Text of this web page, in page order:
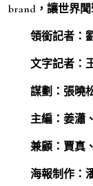
brand，讓世界
領銜記者：
文字記者：
謀劃：張曉
主編：姜瀟
兼顧：賈真
海報制作：